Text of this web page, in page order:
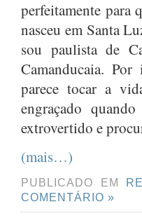
perfeitamente para
nasceu em Santa
sou paulista de
Camanducaia.
parece tocar a
engraçado
extrovertido e
(mais…)
PUBLICADO EM
COMENTÁRIO »